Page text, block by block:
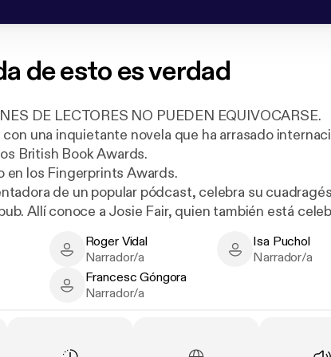
de esto es verdad
DE LECTORES NO PUEDEN EQUIVOCARSE.
una inquietante novela que ha arrasado
British Book Awards.
en los Fingerprints Awards.
de un popular pódcast, celebra su
Allí conoce a Josie Fair, quien también está
vuelven a coincidir, esta vez fuera del instituto de
todos sus programas y cree que su vida
su programa.
la protagonista de su propio pódcast.
Roger Vidal - Narrator
Roger Vidal
Narrador/a
Isa Puchol -
Isa Puchol
Narrador/a
Francesc Góngora - Narrator
Francesc Góngora
Narrador/a